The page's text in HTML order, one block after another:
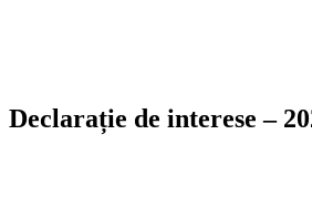
Declarație de interese –